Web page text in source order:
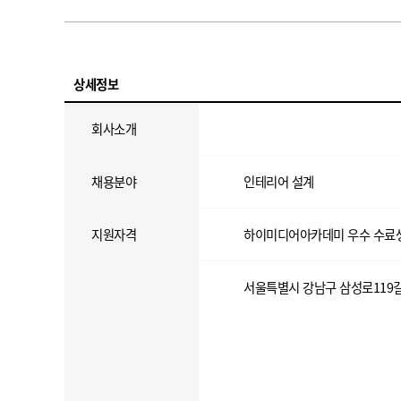
상세정보
회사소개
채용분야 인테리어 설계
지원자격 하이미디어아카데미 우수 수
서울특별시 강남구 삼성로119